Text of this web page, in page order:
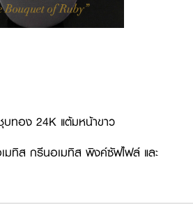
ทอง 24K แต้มหน้าขาว
มทิส กรีนอเมทิส พิงค์ซัฟไฟล์ และ